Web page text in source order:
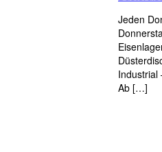
Jeden
Industrial
Ab […]